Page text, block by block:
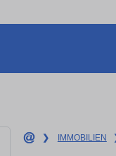
❯ IMMOBILIEN